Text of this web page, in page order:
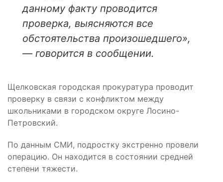
данному факту проводится
проверка, выясняются все
обстоятельства произошедшего»,
— говорится в сообщении.
Щелковская городская прокуратура проводит
проверку в связи с конфликтом между
школьниками в городском округе Лосино-
Петровский.
По данным СМИ, подростку экстренно провели
операцию. Он находится в состоянии средней
степени тяжести.